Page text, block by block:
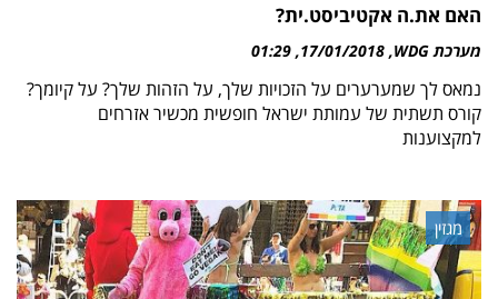
האם את.ה אקטיביסט.ית?
מערכת WDG 17/01/2018
01:29
נמאס לך שמערערים על הזכויות שלך, על הזהות שלך? על קיומך?
קורס תשתית של עמותת ישראל חופשית מכשיר אזרחים
למקצוענות
מגזין